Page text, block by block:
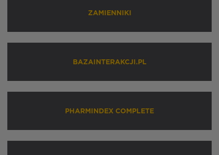
ZAMIENNIKI
BAZAINTERAKCJI.PL
PHARMINDEX COMPLETE